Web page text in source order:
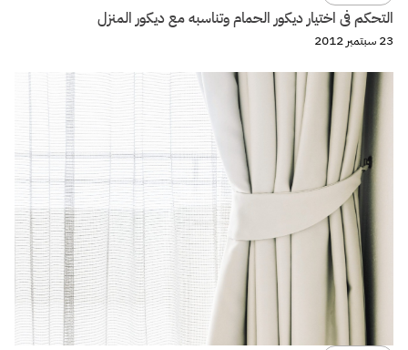
التحكم فى اختيار ديكور الحمام وتناسبه مع ديكور المنزل
23 سبتمبر 2012